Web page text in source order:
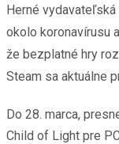
Herné
okolo koronavírusu
že bezplatné hry
Steam sa aktuálne
Do 28. marca,
Child of Light pre